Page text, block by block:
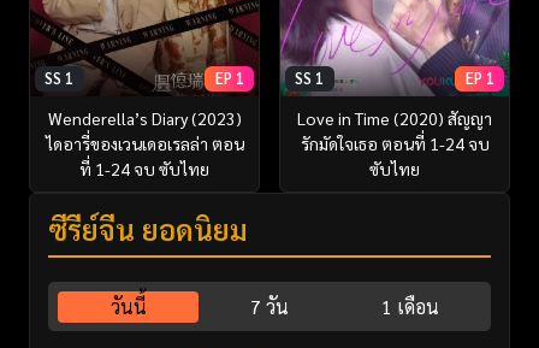
SS 1 EP 1
Wenderella’s Diary (2023)
ไดอารี่ของเวนเดอเรลล่า ตอน
ที่ 1-24 จบ ซับไทย
SS 1 EP 1
Love in Time (2020) สัญญา
รักมัดใจเธอ ตอนที่ 1-24 จบ
ซับไทย
ซีรี่ย์จีน ยอดนิยม
วันนี้ 7 วัน 1 เดือน